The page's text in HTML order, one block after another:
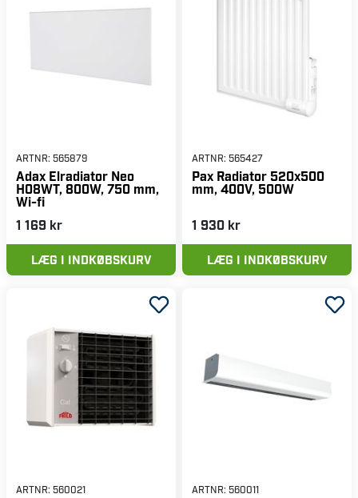
ARTNR: 565879
Adax Elradiator Neo
H08WT, 800W, 750 mm,
Wi-fi
1 169 kr
LÆG I INDKØBSKURV
ARTNR: 565427
Pax Radiator 520x500
mm, 400V, 500W
1 930 kr
LÆG I INDKØBSKURV
ARTNR: 560021 ARTNR: 560011